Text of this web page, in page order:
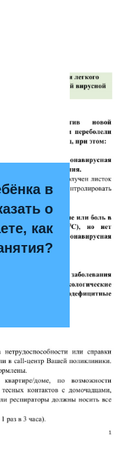
в
о
как